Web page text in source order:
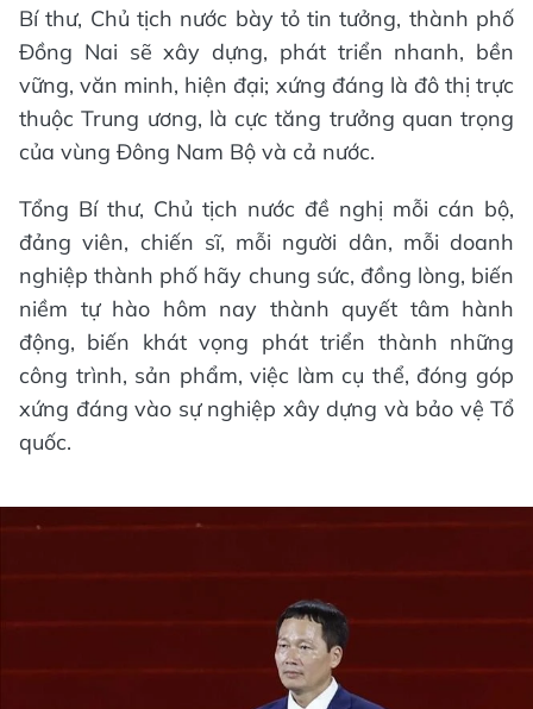
Bí thư, Chủ tịch nước bày tỏ tin tưởng, thành phố
Đồng Nai sẽ xây dựng, phát triển nhanh, bền
vững, văn minh, hiện đại; xứng đáng là đô thị trực
thuộc Trung ương, là cực tăng trưởng quan trọng
của vùng Đông Nam Bộ và cả nước.
Tổng Bí thư, Chủ tịch nước đề nghị mỗi cán bộ,
đảng viên, chiến sĩ, mỗi người dân, mỗi doanh
nghiệp thành phố hãy chung sức, đồng lòng, biến
niềm tự hào hôm nay thành quyết tâm hành
động, biến khát vọng phát triển thành những
công trình, sản phẩm, việc làm cụ thể, đóng góp
xứng đáng vào sự nghiệp xây dựng và bảo vệ Tổ
quốc.